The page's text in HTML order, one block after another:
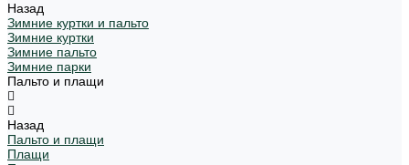
Назад
Зимние куртки и пальто
Зимние куртки
Зимние пальто
Зимние парки
Пальто и плащи
Назад
Пальто и плащи
Плащи